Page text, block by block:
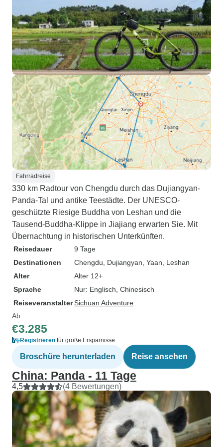
hatten auch die
Teammitglieds,
aus der Ferne
und mit uns über
kommunizierte.
ihre Handy-
eine zusätzliche
brauchte,
für uns und ließ
Hotel liefern.
die
gab
Ort, den wir
alle unsere
beantworten. Meine Mutter ist über
sorgte dafür,
tägige
aufgeführt ist,
auswich! Jeder
Nationalparks
Leo führte uns
Fahrradreise
330 km Radtour von Chengdu durch das Dujiangyan-
Panda-Tal und antike Teestädte. Der UNESCO-
geschützte Riesige Buddha von Leshan und die
Tausend-Buddha-Klippe in Jiajiang erwarten Sie. Mit
Übernachtung in historischen Unterkünften.
Reisedauer
9 Tage
Destinationen
Chengdu , Dujiangyan , Yaan , Leshan
Alter
Alter 12+
Sprache
Nur: Englisch, Chinesisch
ReiseveranstalterSichuan Adventure
Ab
€3.285
Registrieren für große Ersparnisse
Broschüre herunterladen Reise ansehen
China: Panda - 11 Tage
4,5 (4 Bewertungen)